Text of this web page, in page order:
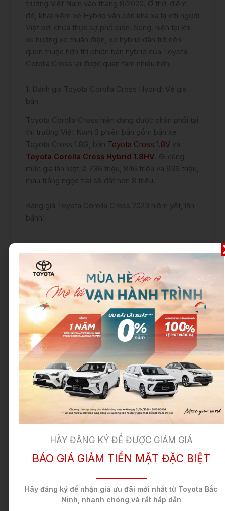
trường Việt Nam vào tháng 8/2020. Ở thời điểm
đó, khái niệm xe Hybrid vẫn còn khá xa lạ với người
Việt bởi chưa thực sự phổ biến. Song, hiện tại khi
xu hướng xe thuần điện, xe hybrid dần trở nên
quen thuộc hơn thì phiên bản hybrid của Toyota
Corolla Cross lại được quan tâm nhiều hơn.
1. Đánh giá Toyota Corolla Cross Hybrid: Về giá
bán
Toyota Corolla Cross hiện đang được phân phối tại
thị trường Việt Nam 3 phiên bản gồm bản xe
Toyota Cross 1.8G, bản Toyota Cross 1.8V và
Toyota Corolla Cross Hybrid 1.8HV . Đi cùng
mức giá lần lượt là 736 triệu, 846 triệu và 936 triệu,
màu trắng ngọc trai sẽ đắt hơn 8 triệu.
Bảng giá Toyota Corolla Cross 2023 niêm yết, lăn
bánh:
bản
Cross
Giá
bán
niêm
yết
746.000.000
VNĐ
846.000.000
VNĐ
VNĐ
Giá
861 triệu 973 triệu 1074 tỷ
Giá
lăn
TP
846 triệu 956 triệu 1056 tỷ
HÃY ĐĂNG KÝ ĐỂ ĐƯỢC GIẢM GIÁ
BÁO GIÁ GIẢM TIỀN MẶT ĐẶC BIỆT
Hãy đăng ký để nhận giá ưu đãi mới nhất từ Toyota Bắc
Ninh, nhanh chóng và rất hấp dẫn